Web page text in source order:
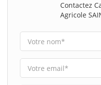
Contactez
Agricole